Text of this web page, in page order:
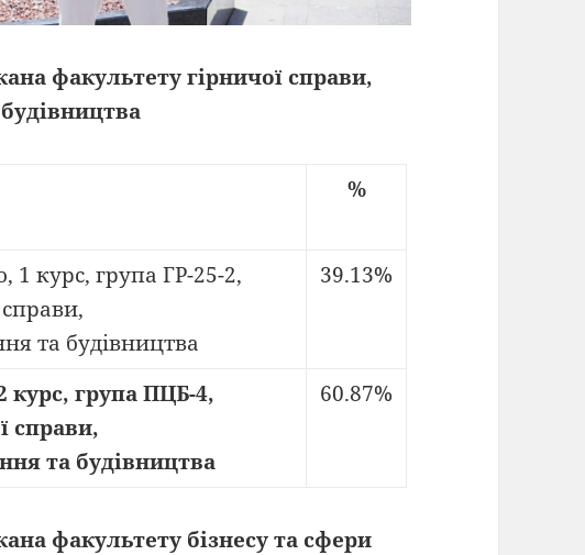
факультету гірничої справи,
%
курс, група ГР-25-2,
та будівництва
39.13%
курс, група ПЦБ-4,
справи,
та будівництва
60.87%
факультету бізнесу та сфери